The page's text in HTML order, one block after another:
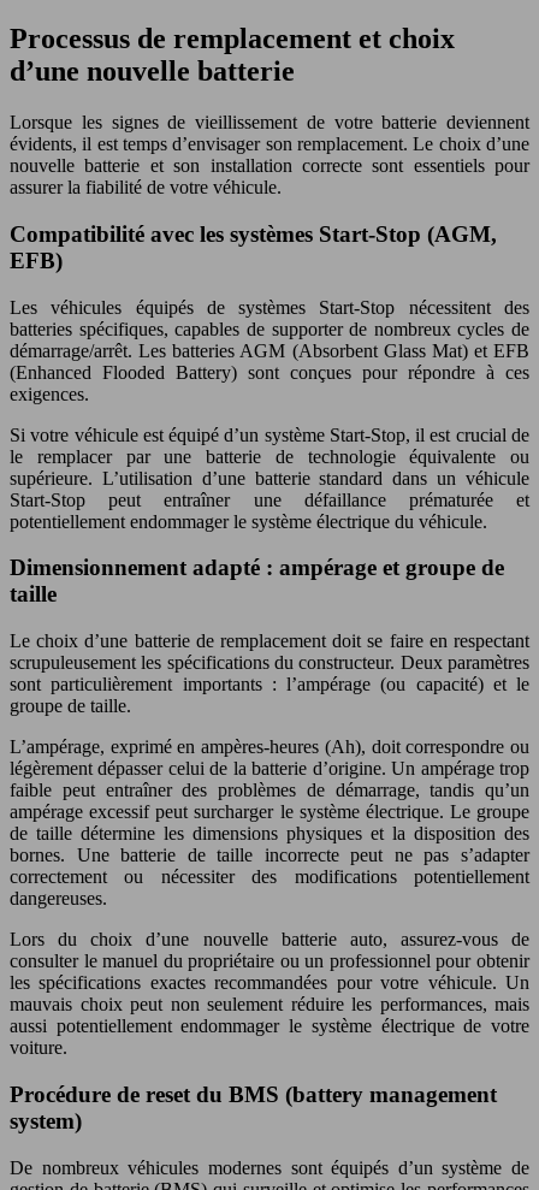
Processus de remplacement et choix
d’une nouvelle batterie
Lorsque les signes de vieillissement de votre batterie deviennent
évidents, il est temps d’envisager son remplacement. Le choix d’une
nouvelle batterie et son installation correcte sont essentiels pour
assurer la fiabilité de votre véhicule.
Compatibilité avec les systèmes Start-Stop (AGM,
EFB)
Les véhicules équipés de systèmes Start-Stop nécessitent des
batteries spécifiques, capables de supporter de nombreux cycles de
démarrage/arrêt. Les batteries AGM (Absorbent Glass Mat) et EFB
(Enhanced Flooded Battery) sont conçues pour répondre à ces
exigences.
Si votre véhicule est équipé d’un système Start-Stop, il est crucial de
le remplacer par une batterie de technologie équivalente ou
supérieure. L’utilisation d’une batterie standard dans un véhicule
Start-Stop peut entraîner une défaillance prématurée et
potentiellement endommager le système électrique du véhicule.
Dimensionnement adapté : ampérage et groupe de
taille
Le choix d’une batterie de remplacement doit se faire en respectant
scrupuleusement les spécifications du constructeur. Deux paramètres
sont particulièrement importants : l’ampérage (ou capacité) et le
groupe de taille.
L’ampérage, exprimé en ampères-heures (Ah), doit correspondre ou
légèrement dépasser celui de la batterie d’origine. Un ampérage trop
faible peut entraîner des problèmes de démarrage, tandis qu’un
ampérage excessif peut surcharger le système électrique. Le groupe
de taille détermine les dimensions physiques et la disposition des
bornes. Une batterie de taille incorrecte peut ne pas s’adapter
correctement ou nécessiter des modifications potentiellement
dangereuses.
Lors du choix d’une nouvelle batterie auto, assurez-vous de
consulter le manuel du propriétaire ou un professionnel pour obtenir
les spécifications exactes recommandées pour votre véhicule. Un
mauvais choix peut non seulement réduire les performances, mais
aussi potentiellement endommager le système électrique de votre
voiture.
Procédure de reset du BMS (battery management
system)
De nombreux véhicules modernes sont équipés d’un système de